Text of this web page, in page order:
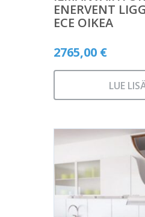
ENERVENT
ECE OIKEA
2765,00 €
LUE